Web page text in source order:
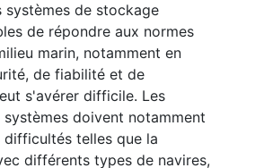
systèmes de stockage
de répondre aux normes
marin, notamment en
de fiabilité et de
s'avérer difficile. Les
doivent notamment
telles que la
différents types de navires,